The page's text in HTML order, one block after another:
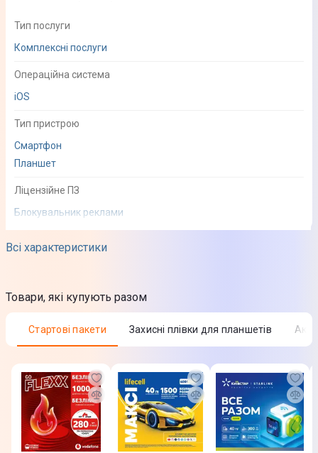
Всі характеристики
Тип послуги
Комплексні послуги
Операційна система
iOS
Тип пристрою
Смартфон
Планшет
Ліцензійне ПЗ
Блокувальник реклами
Товари, які купують разом
Стартові пакети Захисні плівки для планшетів